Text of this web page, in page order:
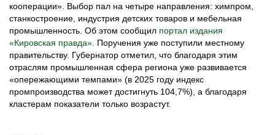
кооперации». Выбор пал на четыре направления: химпром,
станкостроение, индустрия детских товаров и мебельная
промышленность. Об этом сообщил портал издания
«Кировская правда» . Поручения уже поступили местному
правительству. Губернатор отметил, что благодаря этим
отраслям промышленная сфера региона уже развивается
«опережающими темпами» (в 2025 году индекс
промпроизводства может достигнуть 104,7%), а благодаря
кластерам показатели только возрастут.